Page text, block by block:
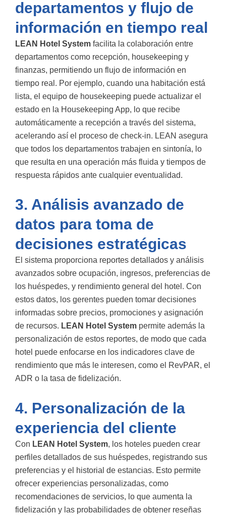
departamentos y flujo de
información en tiempo real
LEAN Hotel System facilita la colaboración entre
departamentos como recepción, housekeeping y
finanzas, permitiendo un flujo de información en
tiempo real. Por ejemplo, cuando una habitación está
lista, el equipo de housekeeping puede actualizar el
estado en la Housekeeping App, lo que recibe
automáticamente a recepción a través del sistema,
acelerando así el proceso de check-in. LEAN asegura
que todos los departamentos trabajen en sintonía, lo
que resulta en una operación más fluida y tiempos de
respuesta rápidos ante cualquier eventualidad.
3. Análisis avanzado de
datos para toma de
decisiones estratégicas
El sistema proporciona reportes detallados y análisis
avanzados sobre ocupación, ingresos, preferencias de
los huéspedes, y rendimiento general del hotel. Con
estos datos, los gerentes pueden tomar decisiones
informadas sobre precios, promociones y asignación
de recursos. LEAN Hotel System permite además la
personalización de estos reportes, de modo que cada
hotel puede enfocarse en los indicadores clave de
rendimiento que más le interesen, como el RevPAR, el
ADR o la tasa de fidelización.
4. Personalización de la
experiencia del cliente
Con LEAN Hotel System, los hoteles pueden crear
perfiles detallados de sus huéspedes, registrando sus
preferencias y el historial de estancias. Esto permite
ofrecer experiencias personalizadas, como
recomendaciones de servicios, lo que aumenta la
fidelización y las probabilidades de obtener reseñas